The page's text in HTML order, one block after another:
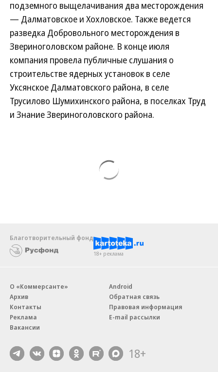
подземного выщелачивания два месторождения
— Далматовское и Хохловское. Также ведется
разведка Добровольного месторождения в
Звериноголовском районе. В конце июля
компания провела публичные слушания о
строительстве ядерных установок в селе
Уксянское Далматовского района, в селе
Трусилово Шумихинского района, в поселках Труд
и Знание Звериноголовского района.
Благотворительный фонд
18+ реклама
О «Коммерсанте»
Архив
Контакты
Реклама
Вакансии
Android
Обратная связь
Правовая информация
E-mail рассылки
18+